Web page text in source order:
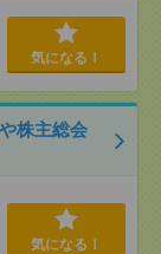
気になる！
株主総会
気になる！